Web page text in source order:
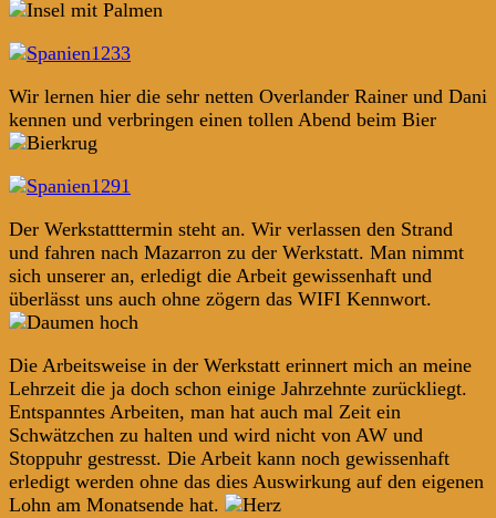
Wir lernen hier die sehr netten Overlander Rainer und Dani
kennen und verbringen einen tollen Abend beim Bier
Der Werkstatttermin steht an. Wir verlassen den Strand
und fahren nach Mazarron zu der Werkstatt. Man nimmt
sich unserer an, erledigt die Arbeit gewissenhaft und
überlässt uns auch ohne zögern das WIFI Kennwort.
Die Arbeitsweise in der Werkstatt erinnert mich an meine
Lehrzeit die ja doch schon einige Jahrzehnte zurückliegt.
Entspanntes Arbeiten, man hat auch mal Zeit ein
Schwätzchen zu halten und wird nicht von AW und
Stoppuhr gestresst. Die Arbeit kann noch gewissenhaft
erledigt werden ohne das dies Auswirkung auf den eigenen
Lohn am Monatsende hat.